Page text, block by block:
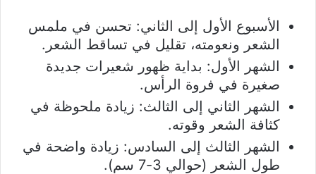
الأسبوع الأول إلى الثاني: تحسن في ملمس
الشعر ونعومته، تقليل في تساقط الشعر.
الشهر الأول: بداية ظهور شعيرات جديدة
صغيرة في فروة الرأس.
الشهر الثاني إلى الثالث: زيادة ملحوظة في
كثافة الشعر وقوته.
الشهر الثالث إلى السادس: زيادة واضحة في
طول الشعر (حوالي 3-7 سم).